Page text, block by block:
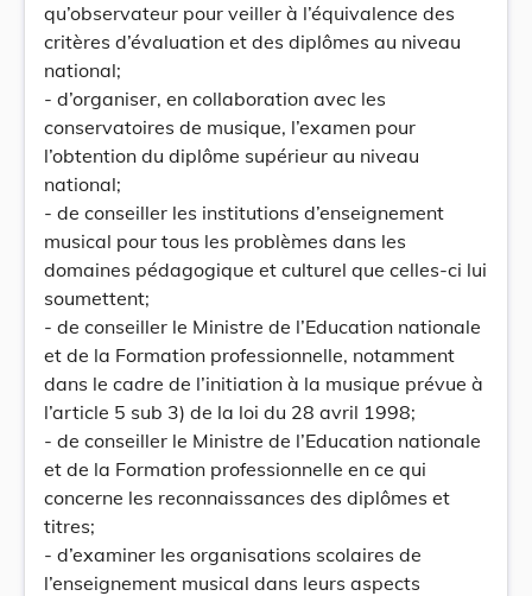
qu’observateur pour veiller à l’équivalence des
critères d’évaluation et des diplômes au niveau
national;
- d’organiser, en collaboration avec les
conservatoires de musique, l’examen pour
l’obtention du diplôme supérieur au niveau
national;
- de conseiller les institutions d’enseignement
musical pour tous les problèmes dans les
domaines pédagogique et culturel que celles-ci lui
soumettent;
- de conseiller le Ministre de l’Education nationale
et de la Formation professionnelle, notamment
dans le cadre de l’initiation à la musique prévue à
l’article 5 sub 3) de la loi du 28 avril 1998;
- de conseiller le Ministre de l’Education nationale
et de la Formation professionnelle en ce qui
concerne les reconnaissances des diplômes et
titres;
- d’examiner les organisations scolaires de
l’enseignement musical dans leurs aspects